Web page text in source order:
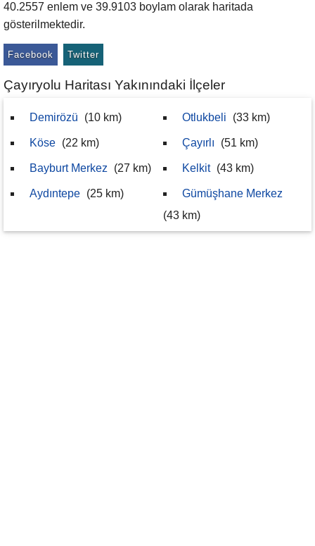
40.2557 enlem ve 39.9103 boylam olarak haritada
gösterilmektedir.
Facebook Twitter
Çayıryolu Haritası Yakınındaki İlçeler
Demirözü (10 km)
Köse (22 km)
Bayburt Merkez (27 km)
Aydıntepe (25 km)
Otlukbeli (33 km)
Çayırlı (51 km)
Kelkit (43 km)
Gümüşhane Merkez
(43 km)